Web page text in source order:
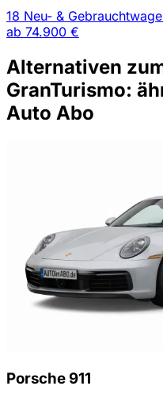
18 Neu- &
ab 74.900 €
Alternativen
GranTurismo:
Auto Abo
Porsche 911